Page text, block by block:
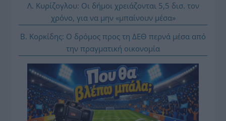
Λ. Κυρίζογλου: Οι δήμοι χρειάζονται 5,5 δισ. τον
χρόνο, για να μην «μπαίνουν μέσα»
Β. Κορκίδης: Ο δρόμος προς τη ΔΕΘ περνά μέσα από
την πραγματική οικονομία